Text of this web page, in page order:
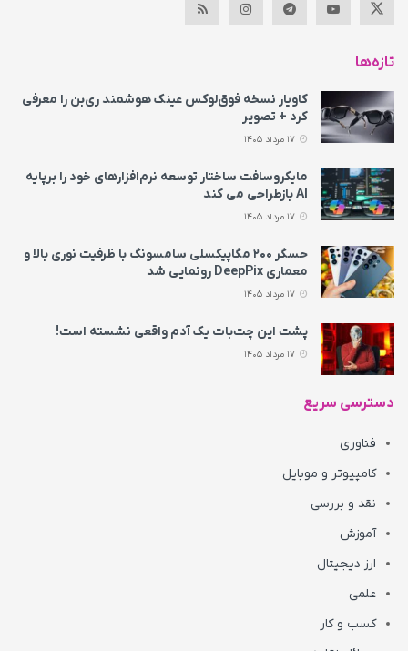
تازه‌ها
کاویار نسخه فوق‌لوکس عینک هوشمند ری‌بن را معرفی
کرد + تصویر
مایکروسافت ساختار توسعه نرم‌افزارهای خود را برپایه
AI بازطراحی می‌ کند
حسگر ۲۰۰ مگاپیکسلی سامسونگ با ظرفیت نوری بالا و
معماری DeepPix رونمایی شد
پشت این چت‌بات یک آدم واقعی نشسته است!
دسترسی سریع
فناوری
کامپیوتر و موبایل
نقد و بررسی
آموزش
ارز دیجیتال
علمی
کسب و کار